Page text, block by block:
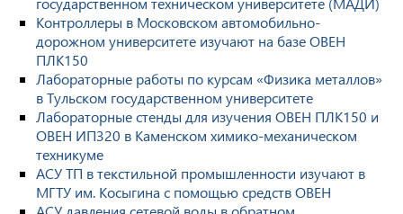
Контроллеры в Московском автомобильно-
дорожном университете изучают на базе ОВЕН
ПЛК150
Лабораторные работы по курсам «Физика металлов»
в Тульском государственном университете
Лабораторные стенды для изучения ОВЕН ПЛК150 и
ОВЕН ИП320 в Каменском химико-механическом
техникуме
АСУ ТП в текстильной промышленности изучают в
МГТУ им. Косыгина с помощью средств ОВЕН